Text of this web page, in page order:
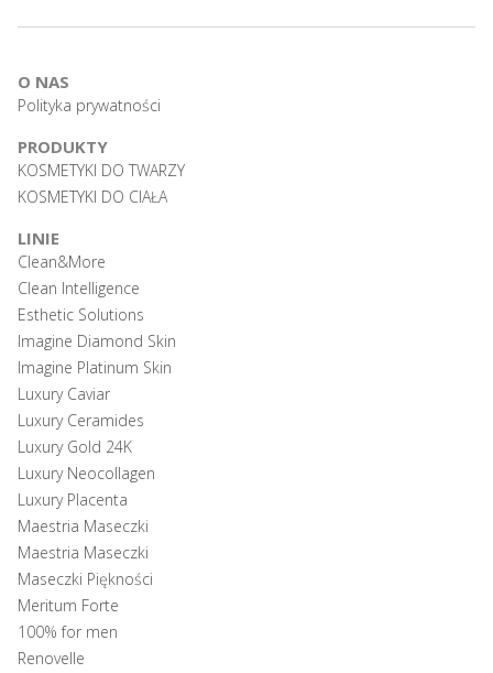
O NAS
Polityka prywatności
PRODUKTY
KOSMETYKI DO TWARZY
KOSMETYKI DO CIAŁA
LINIE
Clean&More
Clean Intelligence
Esthetic Solutions
Imagine Diamond Skin
Imagine Platinum Skin
Luxury Caviar
Luxury Ceramides
Luxury Gold 24K
Luxury Neocollagen
Luxury Placenta
Maestria Maseczki
Maestria Maseczki
Maseczki Piękności
Meritum Forte
100% for men
Renovelle